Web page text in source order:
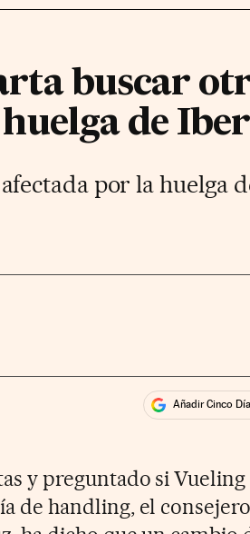
buscar
de
por la huelga
Añadir Cinco
y preguntado si Vueling
de handling, el consejero